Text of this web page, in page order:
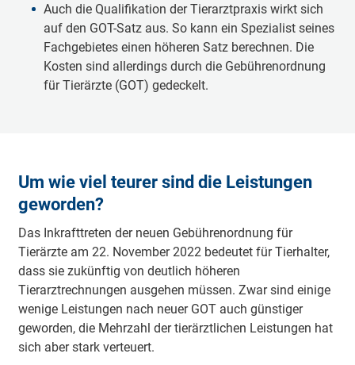
Auch die Qualifikation der Tierarztpraxis wirkt sich
auf den GOT-Satz aus. So kann ein Spezialist seines
Fachgebietes einen höheren Satz berechnen. Die
Kosten sind allerdings durch die Gebührenordnung
für Tierärzte (GOT) gedeckelt.
Um wie viel teurer sind die Leistungen
geworden?
Das Inkrafttreten der neuen Gebührenordnung für
Tierärzte am 22. November 2022 bedeutet für Tierhalter,
dass sie zukünftig von deutlich höheren
Tierarztrechnungen ausgehen müssen. Zwar sind einige
wenige Leistungen nach neuer GOT auch günstiger
geworden, die Mehrzahl der tierärztlichen Leistungen hat
sich aber stark verteuert.